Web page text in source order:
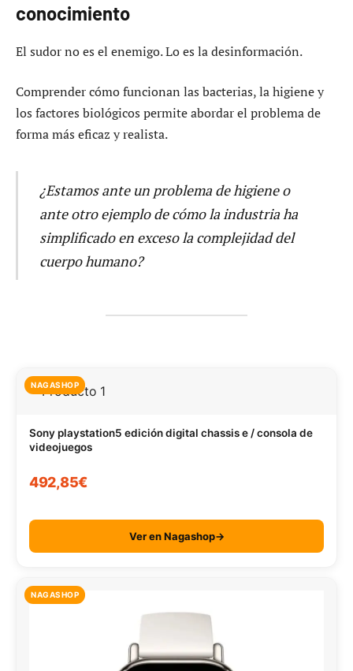
conocimiento
El sudor no es el enemigo. Lo es la desinformación.
Comprender cómo funcionan las bacterias, la higiene y
los factores biológicos permite abordar el problema de
forma más eficaz y realista.
¿Estamos ante un problema de higiene o
ante otro ejemplo de cómo la industria ha
simplificado en exceso la complejidad del
cuerpo humano?
NAGASHOP
Sony playstation5 edición digital chassis e / consola de
videojuegos
492,85€
Ver en Nagashop→
NAGASHOP